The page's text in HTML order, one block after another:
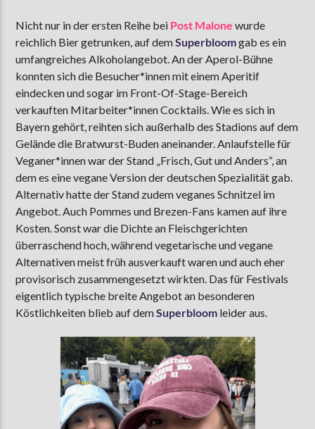
Nicht nur in der ersten Reihe bei Post Malone wurde
reichlich Bier getrunken, auf demSuperbloomgab es ein
umfangreiches Alkoholangebot. An der Aperol-Bühne
konnten sich die Besucher*innen mit einem Aperitif
eindecken und sogar im Front-Of-Stage-Bereich
verkauften Mitarbeiter*innen Cocktails. Wie es sich in
Bayern gehört, reihten sich außerhalb des Stadions auf dem
Gelände die Bratwurst-Buden aneinander. Anlaufstelle für
Veganer*innen war der Stand „Frisch, Gut und Anders“, an
dem es eine vegane Version der deutschen Spezialität gab.
Alternativ hatte der Stand zudem veganes Schnitzel im
Angebot. Auch Pommes und Brezen-Fans kamen auf ihre
Kosten. Sonst war die Dichte an Fleischgerichten
überraschend hoch, während vegetarische und vegane
Alternativen meist früh ausverkauft waren und auch eher
provisorisch zusammengesetzt wirkten. Das für Festivals
eigentlich typische breite Angebot an besonderen
Köstlichkeiten blieb auf demSuperbloom leider aus.